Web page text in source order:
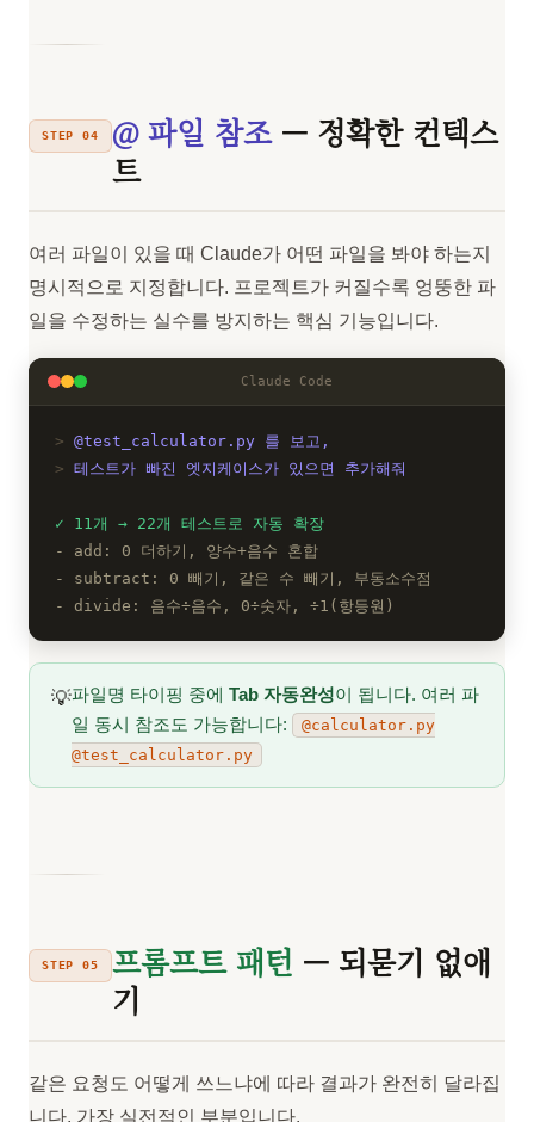
STEP 04 @ 파일 참조— 정확한 컨텍스
트
여러 파일이 있을 때 Claude가 어떤 파일을 봐야 하는지
명시적으로 지정합니다. 프로젝트가 커질수록 엉뚱한 파
일을 수정하는 실수를 방지하는 핵심 기능입니다.
Claude Code
@test_calculator.py 를 보고,
테스트가 빠진 엣지케이스가 있으면 추가해줘
11개 → 22개 테스트로 자동 확장
- add: 0 더하기, 양수+음수 혼합
- subtract: 0 빼기, 같은 수 빼기, 부동소수점
- divide: 음수÷음수, 0÷숫자, ÷1(항등원)
💡파일명 타이핑 중에 Tab 자동완성이 됩니다. 여러 파
일 동시 참조도 가능합니다:
@calculator.py
@test_calculator.py
STEP 05 프롬프트 패턴 — 되묻기 없애
기
같은 요청도 어떻게 쓰느냐에 따라 결과가 완전히 달라집
니다. 가장 실전적인 부분입니다.